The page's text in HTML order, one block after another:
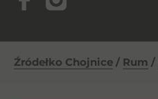
Źródełko Chojnice / Rum /